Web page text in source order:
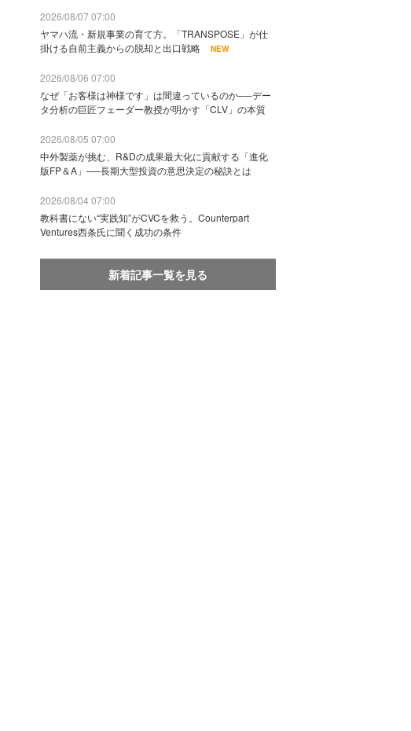
2026/08/07 07:00
ヤマハ流・新規事業の育て方。「TRANSPOSE」が仕
掛ける自前主義からの脱却と出口戦略
NEW
2026/08/06 07:00
なぜ「お客様は神様です」は間違っているのか──デー
タ分析の巨匠フェーダー教授が明かす「CLV」の本質
2026/08/05 07:00
中外製薬が挑む、R&Dの成果最大化に貢献する「進化
版FP＆A」──長期大型投資の意思決定の秘訣とは
2026/08/04 07:00
教科書にない“実践知”がCVCを救う。Counterpart
Ventures西条氏に聞く成功の条件
新着記事一覧を見る